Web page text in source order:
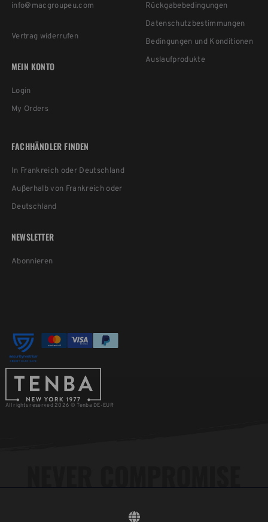
info@macgroupeu.com
Vertrag widerrufen
Rückgabebedingungen
Datenschutzbestimmungen
Bedingungen und Konditionen
Auslaufprodukte
MEIN KONTO
Login
My Orders
FACHHÄNDLER FINDEN
In Frankreich oder Deutschland
Außerhalb von Frankreich oder
Deutschland
NEWSLETTER
Abonnieren
All rights reserved 2026 © Tenba DE-EUR